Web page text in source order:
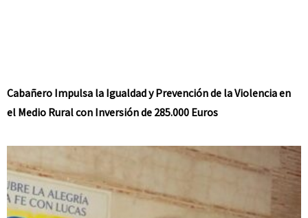
Cabañero Impulsa la Igualdad y Prevención de la Violencia en
el Medio Rural con Inversión de 285.000 Euros